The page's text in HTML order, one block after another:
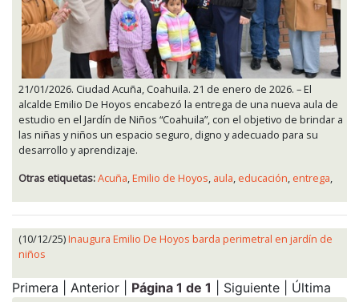
21/01/2026. Ciudad Acuña, Coahuila. 21 de enero de 2026. – El
alcalde Emilio De Hoyos encabezó la entrega de una nueva aula de
estudio en el Jardín de Niños “Coahuila”, con el objetivo de brindar a
las niñas y niños un espacio seguro, digno y adecuado para su
desarrollo y aprendizaje.
Otras etiquetas:Acuña,Emilio de Hoyos, aula, educación, entrega,
(10/12/25)Inaugura Emilio De Hoyos barda perimetral en jardín de
niños
Primera | Anterior | Página 1 de 1 | Siguiente | Última